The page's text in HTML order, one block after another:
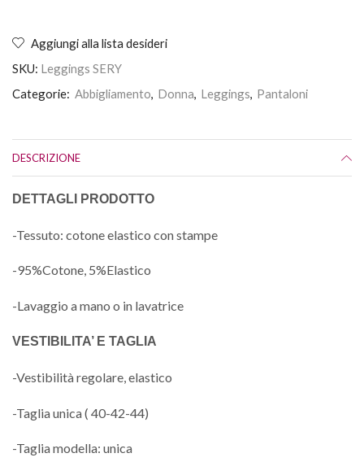
Aggiungi alla lista desideri
SKU: Leggings SERY
Categorie: Abbigliamento, Donna, Leggings, Pantaloni
DESCRIZIONE
DETTAGLI PRODOTTO
-Tessuto: cotone elastico con stampe
-95%Cotone, 5%Elastico
-Lavaggio a mano o in lavatrice
VESTIBILITA’ E TAGLIA
-Vestibilità regolare, elastico
-Taglia unica ( 40-42-44)
-Taglia modella: unica